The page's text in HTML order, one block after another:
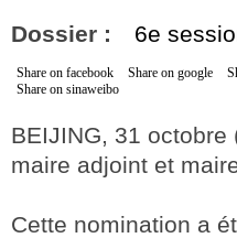
Dossier : 6e
Share on facebook Share on google
Share on sinaweibo
BEIJING, 31
maire adjoint et
Cette nomination a